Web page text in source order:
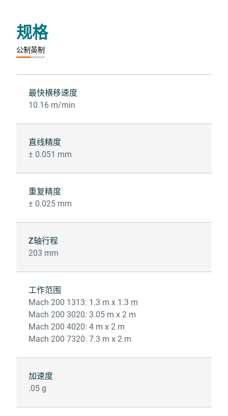
规格
公制​英制​
最快横移速度
10.16 m/min
直线精度
± 0.051 mm
重复精度
± 0.025 mm
Z轴行程
203 mm
工作范围
Mach 200 1313: 1.3 m x 1.3 m
Mach 200 3020: 3.05 m x 2 m
Mach 200 4020: 4 m x 2 m
Mach 200 7320: 7.3 m x 2 m
加速度
.05 g